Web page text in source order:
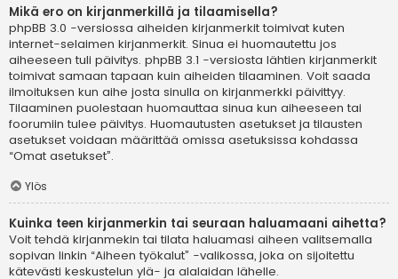
Mikä ero on kirjanmerkillä ja tilaamisella?
phpBB 3.0 -versiossa aiheiden kirjanmerkit toimivat kuten
internet-selaimen kirjanmerkit. Sinua ei huomautettu jos
aiheeseen tuli päivitys. phpBB 3.1 -versiosta lähtien kirjanmerkit
toimivat samaan tapaan kuin aiheiden tilaaminen. Voit saada
ilmoituksen kun aihe josta sinulla on kirjanmerkki päivittyy.
Tilaaminen puolestaan huomauttaa sinua kun aiheeseen tai
foorumiin tulee päivitys. Huomautusten asetukset ja tilausten
asetukset voidaan määrittää omissa asetuksissa kohdassa
“Omat asetukset”.
Ylös
Kuinka teen kirjanmerkin tai seuraan haluamaani aihetta?
Voit tehdä kirjanmekin tai tilata haluamasi aiheen valitsemalla
sopivan linkin “Aiheen työkalut” -valikossa, joka on sijoitettu
kätevästi keskustelun ylä- ja alalaidan lähelle.